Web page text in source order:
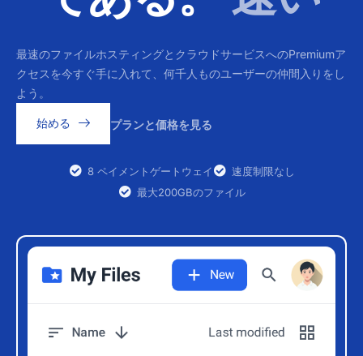
最速のファイルホスティングとクラウドサービスへのPremiumア
クセスを今すぐ手に入れて、何千人ものユーザーの仲間入りをし
よう。
始める プランと価格を見る
8 ペイメントゲートウェイ
速度制限なし
最大200GBのファイル